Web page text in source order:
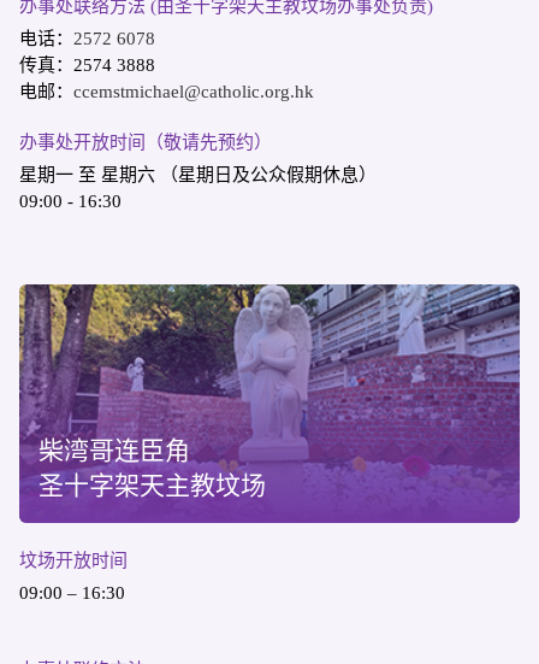
办事处联络方法 (由圣十字架天主教坟场办事处负责)
电话： 2572 6078
传真：2574 3888
电邮：ccemstmichael@catholic.org.hk
办事处开放时间（敬请先预约）
星期一 至 星期六 （星期日及公众假期休息）
09:00 - 16:30
柴湾哥连臣角
圣十字架天主教坟场
坟场开放时间
09:00 – 16:30